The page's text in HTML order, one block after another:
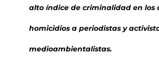
alto índice de criminalidad en los
homicidios a periodistas y
medioambientalistas.